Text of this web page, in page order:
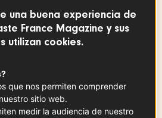
una buena experiencia de
France Magazine y sus
utilizan cookies.
que nos permiten comprender
sitio web.
medir la audiencia de nuestro